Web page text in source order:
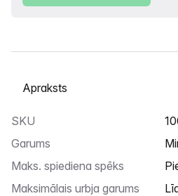
Atlasiet cilni
SKU
Garums
Maks. spiediena spēks
Maksimālais urbja garums